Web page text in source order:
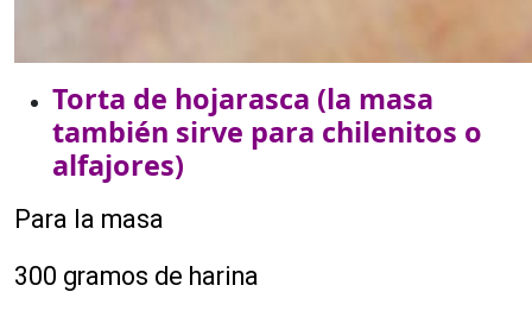
Torta de hojarasca (la masa
también sirve para chilenitos o
alfajores)
Para la masa
300 gramos de harina